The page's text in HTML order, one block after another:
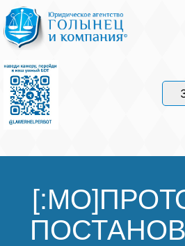
Услуги и наши
Оплата услуг
Задать вопрос
Отзывы